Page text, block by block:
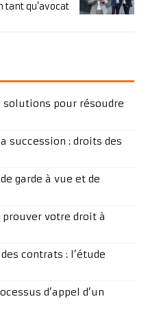
qu’avocat
pour résoudre
succession : droits des
garde à vue et de
votre droit à
contrats : l’étude
d’appel d’un